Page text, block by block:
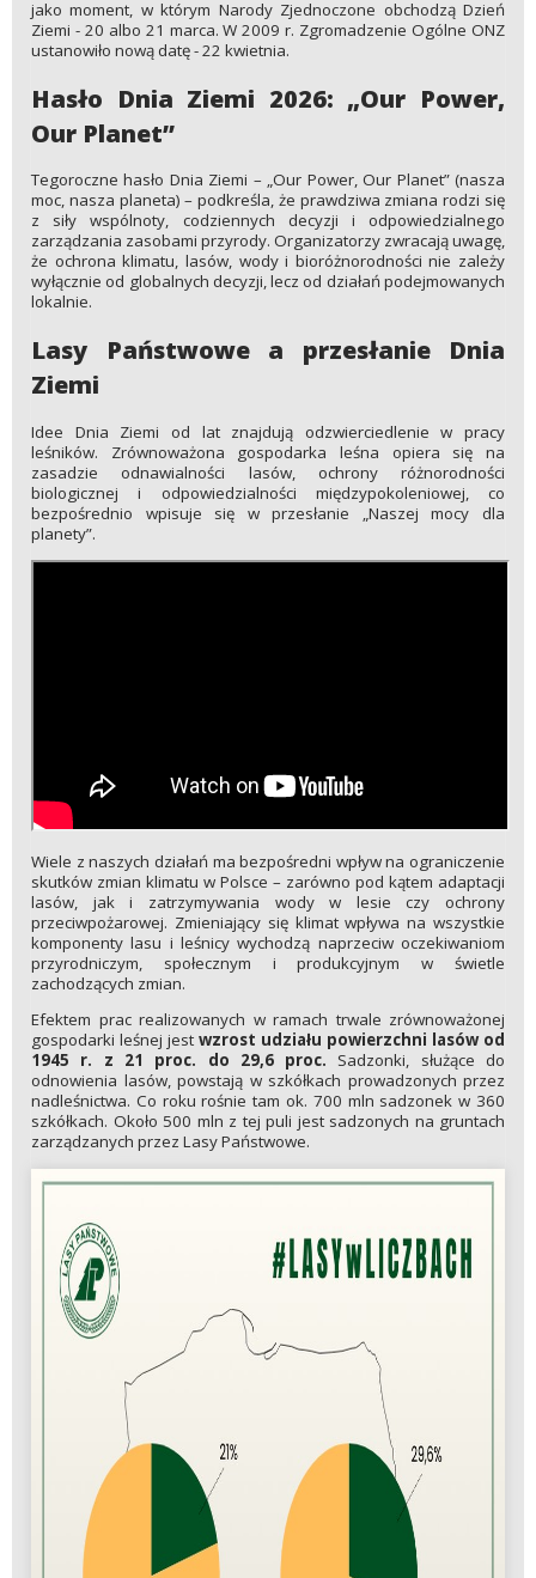
jako moment, w którym Narody Zjednoczone obchodzą Dzień
Ziemi - 20 albo 21 marca. W 2009 r. Zgromadzenie Ogólne ONZ
ustanowiło nową datę - 22 kwietnia.
Hasło Dnia Ziemi 2026: „Our Power,
Our Planet”
Tegoroczne hasło Dnia Ziemi – „Our Power, Our Planet” (nasza
moc, nasza planeta) – podkreśla, że prawdziwa zmiana rodzi się
z siły wspólnoty, codziennych decyzji i odpowiedzialnego
zarządzania zasobami przyrody. Organizatorzy zwracają uwagę,
że ochrona klimatu, lasów, wody i bioróżnorodności nie zależy
wyłącznie od globalnych decyzji, lecz od działań podejmowanych
lokalnie.
Lasy Państwowe a przesłanie Dnia
Ziemi
Idee Dnia Ziemi od lat znajdują odzwierciedlenie w pracy
leśników. Zrównoważona gospodarka leśna opiera się na
zasadzie odnawialności lasów, ochrony różnorodności
biologicznej i odpowiedzialności międzypokoleniowej, co
bezpośrednio wpisuje się w przesłanie „Naszej mocy dla
planety”.
Wiele z naszych działań ma bezpośredni wpływ na ograniczenie
skutków zmian klimatu w Polsce – zarówno pod kątem adaptacji
lasów, jak i zatrzymywania wody w lesie czy ochrony
przeciwpożarowej. Zmieniający się klimat wpływa na wszystkie
komponenty lasu i leśnicy wychodzą naprzeciw oczekiwaniom
przyrodniczym, społecznym i produkcyjnym w świetle
zachodzących zmian.
Efektem prac realizowanych w ramach trwale zrównoważonej
gospodarki leśnej jest wzrost udziału powierzchni lasów od
1945 r. z 21 proc. do 29,6 proc. Sadzonki, służące do
odnowienia lasów, powstają w szkółkach prowadzonych przez
nadleśnictwa. Co roku rośnie tam ok. 700 mln sadzonek w 360
szkółkach. Około 500 mln z tej puli jest sadzonych na gruntach
zarządzanych przez Lasy Państwowe.